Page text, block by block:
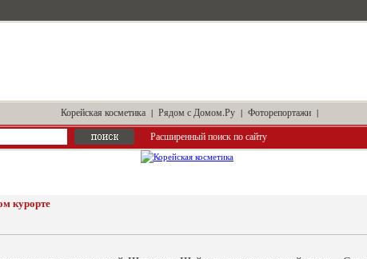
Корейская косметика | Рядом с Домом.Ру | Фоторепортажи |
Расширенный поиск по сайту
курорте